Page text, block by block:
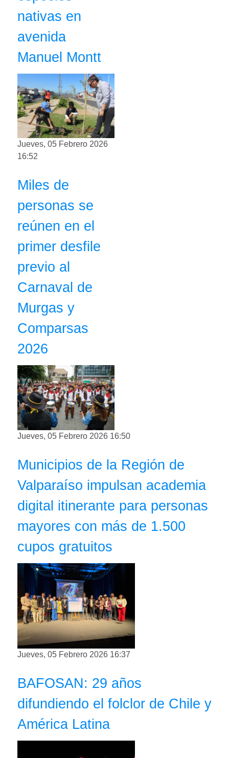
nativas en
avenida
Manuel Montt
Jueves, 05 Febrero 2026
16:52
Miles de
personas se
reúnen en el
primer desfile
previo al
Carnaval de
Murgas y
Comparsas
2026
Jueves, 05 Febrero 2026 16:50
Municipios de la Región de
Valparaíso impulsan academia
digital itinerante para personas
mayores con más de 1.500
cupos gratuitos
Jueves, 05 Febrero 2026 16:37
BAFOSAN: 29 años
difundiendo el folclor de Chile y
América Latina